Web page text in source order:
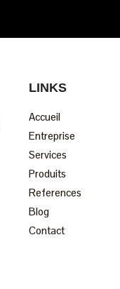
LINKS
Accueil
Entreprise
Services
Produits
References
Blog
Contact